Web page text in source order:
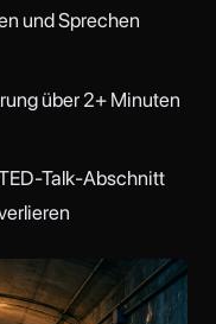
und Sprechen
über 2+ Minuten
Talk-Abschnitt